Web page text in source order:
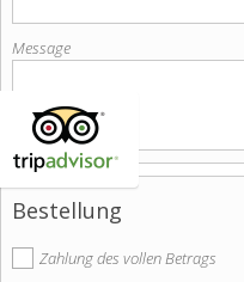
Message
Bestellung
Zahlung des vollen Betrags